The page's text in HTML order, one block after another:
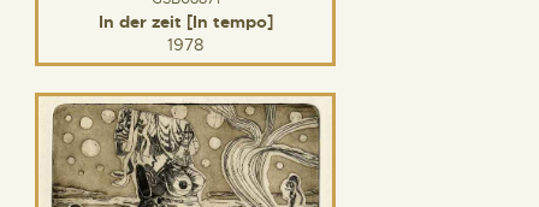
In der zeit [In tempo]
1978